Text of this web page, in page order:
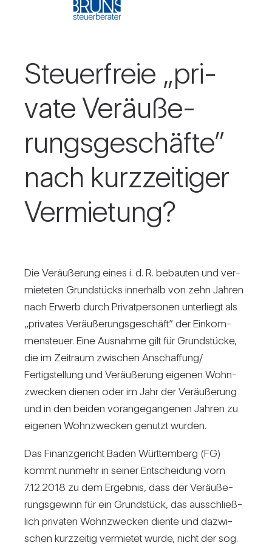
Steu­er­freie „pri­
vate Ver­äu­ße­
rungs­ge­schäfte”
nach kurz­zei­tiger
Ver­mie­tung?
Die Ver­äu­ße­rung eines i. d. R. bebauten und ver­
mie­teten Grund­stücks inner­halb von zehn Jahren
nach Erwerb durch Pri­vat­per­sonen unter­liegt als
„pri­vates Ver­äu­ße­rungs­ge­schäft” der Ein­kom­
men­steuer. Eine Aus­nahme gilt für Grund­stücke,
die im Zeit­raum zwi­schen Anschaffung/​
Fertigstellung und Ver­äu­ße­rung eigenen Wohn­
zwe­cken dienen oder im Jahr der Ver­äu­ße­rung
und in den beiden vor­an­ge­gan­genen Jahren zu
eigenen Wohn­zwe­cken genutzt wurden.
Das Finanz­ge­richt Baden Würt­tem­berg (FG)
kommt nun­mehr in seiner Ent­schei­dung vom
7.12.2018 zu dem Ergebnis, dass der Ver­äu­ße­
rungs­ge­winn für ein Grund­stück, das aus­schließ­
lich pri­vaten Wohn­zwe­cken diente und dazwi­
schen kurz­zeitig ver­mietet wurde, nicht der sog.